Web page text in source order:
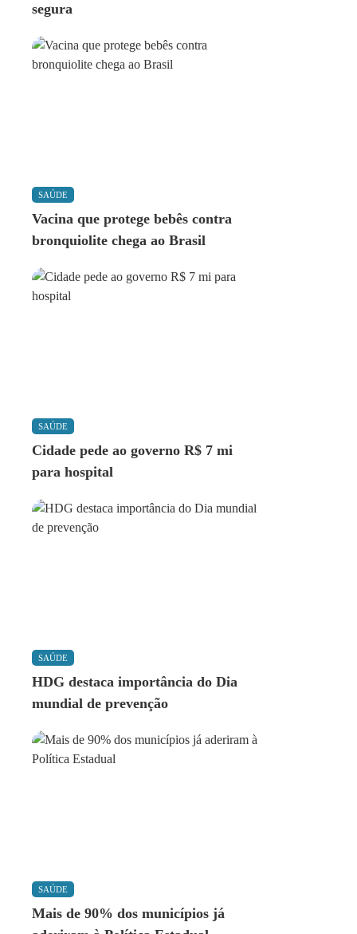
segura
SAÚDE
Vacina que protege bebês contra
bronquiolite chega ao Brasil
SAÚDE
Cidade pede ao governo R$ 7 mi
para hospital
SAÚDE
HDG destaca importância do Dia
mundial de prevenção
SAÚDE
Mais de 90% dos municípios já